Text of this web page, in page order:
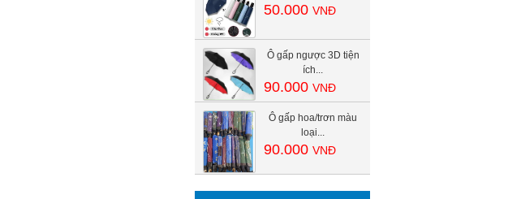
50.000VNĐ
Ô gấp ngược 3D tiện
ích...
90.000VNĐ
Ô gấp hoa/trơn màu
loại...
90.000VNĐ